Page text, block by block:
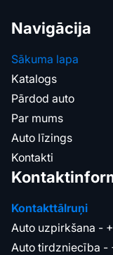
Navigācija
Sākuma lapa
Katalogs
Pārdod auto
Par mums
Auto līzings
Kontakti
Kontakttālruņi
Auto uzpirkšana -
Auto tirdzniecība -